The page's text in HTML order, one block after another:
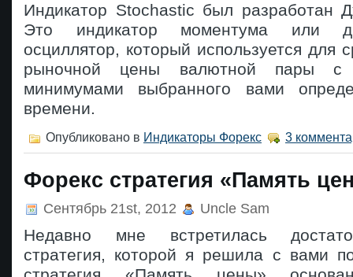
Индикатор Stochastic был разработан
Это индикатор моментума или
осциллятор, который используется для
рыночной цены валютной пары с
минимумами выбранного вами
времени.
Опубликовано в Индикаторы Форекс 3
Форекс стратегия «Память
Сентябрь 21st, 2012 Uncle Sam
Недавно мне встретилась
стратегия, которой я решила с вами